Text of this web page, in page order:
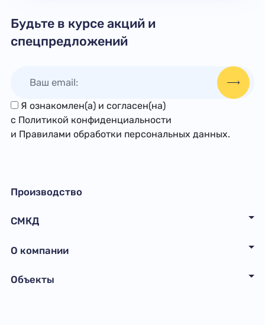
Будьте в курсе акций и
спецпредложений
Я ознакомлен(а) и согласен(на)
с Политикой конфиденциальности
и Правилами обработки персональных данных.
Производство
СМКД
О компании
Объекты